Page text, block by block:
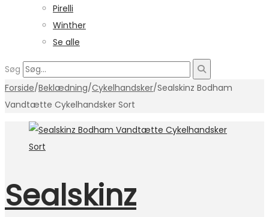
Pirelli
Winther
Se alle
Søg
Forside/Beklædning/Cykelhandsker/Sealskinz Bodham
Vandtætte Cykelhandsker Sort
Sealskinz